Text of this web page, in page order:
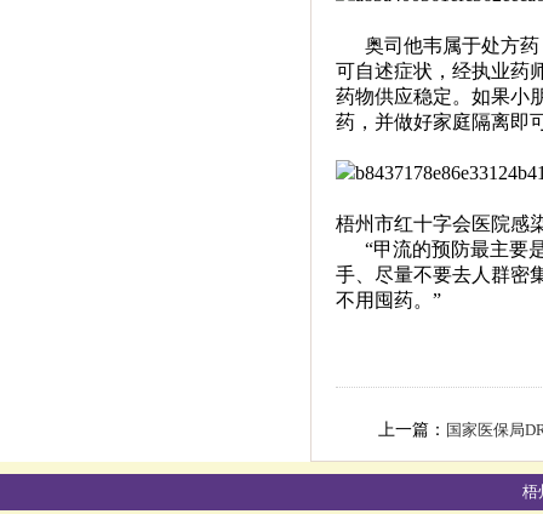
奥司他韦属于处方
可自述症状，经执业药
药物供应稳定。如果小
药，并做好家庭隔离即
梧州市红十字会医院感
“甲流的预防最主要是
手、尽量不要去人群密
不用囤药。”
上一篇： 国家医保局DRG支
梧